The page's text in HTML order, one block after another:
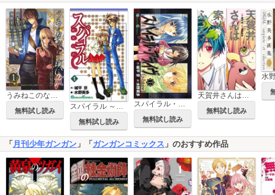
うみねこのなく頃に散 Episode7:Requiem of the golden witch
無料試し読み
スパイラル ～推理の絆～
無料試し読み
スパイラル・アライヴ
無料試し読み
天賀井さんは案外ふつう
無料試し読み
「 月刊少年ガンガン 」「 ガンガンコミックス 」のおすすめ作品